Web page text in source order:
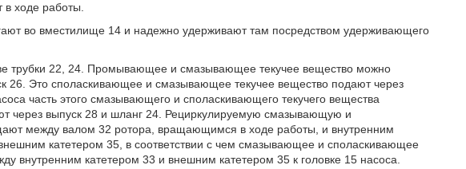
ходе работы.
во вместилище 14 и надежно удерживают там посредством удерживающего
трубки 22, 24. Промывающее и смазывающее текучее вещество можно
26. Это споласкивающее и смазывающее текучее вещество подают через
часть этого смазывающего и споласкивающего текучего вещества
через выпуск 28 и шланг 24. Рециркулируемую смазывающую и
между валом 32 ротора, вращающимся в ходе работы, и внутренним
катетером 35, в соответствии с чем смазывающее и споласкивающее
внутренним катетером 33 и внешним катетером 35 к головке 15 насоса.